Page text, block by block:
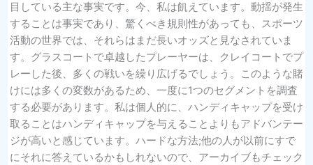
目している主な事実です。今、私は飢えています。動揺が発生
することは事実であり、驚くべき規則性があっても、スポーツ
活動の世界では、それらはまだ長いオッズと見なされていま
す。グラスコートで卓越したプレーヤーは、クレイコートでプ
レーした後、多くの戦いを繰り広げるでしょう。このような賭
けには多くの変数があるため、一度に1つのセグメントを調査
する必要があります。私は個人的に、ハンディキャップを受け
取ることはハンディキャップを与えることよりもアドバンテー
ジが高いと感じています。ハードな方法;他の人が以前にすで
にそれに答えているかもしれないので、アーカイブもチェック